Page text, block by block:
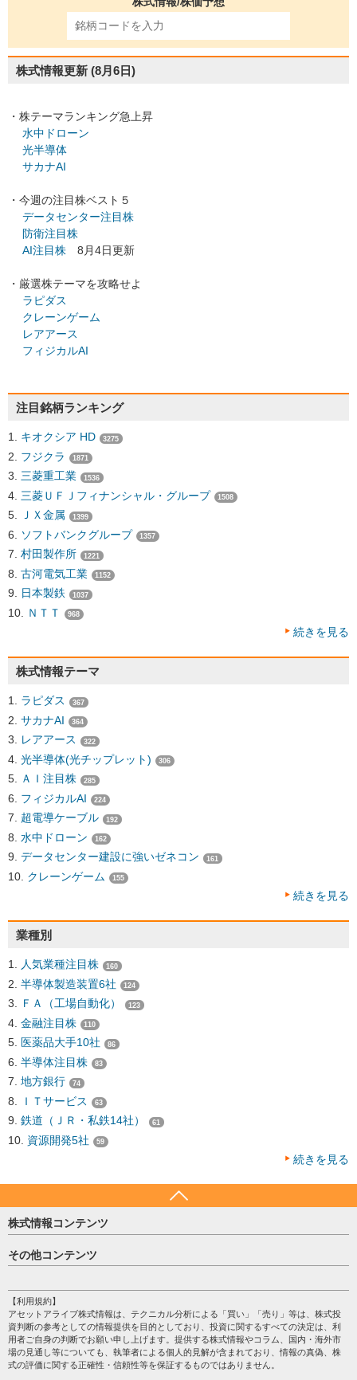
株式情報更新 (8月6日)
・株テーマランキング急上昇
水中ドローン
光半導体
サカナAI
・今週の注目株ベスト５
データセンター注目株
防衛注目株
AI注目株 8月4日更新
・厳選株テーマを攻略せよ
ラピダス
クレーンゲーム
レアアース
フィジカルAI
注目銘柄ランキング
キオクシア HD 3275
フジクラ 1871
三菱重工業 1536
三菱ＵＦＪフィナンシャル・グループ 1508
ＪＸ金属 1399
ソフトバンクグループ 1357
村田製作所 1221
古河電気工業 1152
日本製鉄 1037
ＮＴＴ 968
続きを見る
株式情報テーマ
ラピダス 367
サカナAI 364
レアアース 322
光半導体(光チップレット) 306
ＡＩ注目株 285
フィジカルAI 224
超電導ケーブル 192
水中ドローン 162
データセンター建設に強いゼネコン 161
クレーンゲーム 155
続きを見る
業種別
人気業種注目株 160
半導体製造装置6社 124
ＦＡ（工場自動化） 123
金融注目株 110
医薬品大手10社 86
半導体注目株 83
地方銀行 74
ＩＴサービス 63
鉄道（ＪＲ・私鉄14社） 61
資源開発5社 59
続きを見る
株式情報コンテンツ
日経平均
売買シグナル
注目銘柄
株テーマ情報
海外市況
投資カレンダー
格付け情報
その他コンテンツ
個人情報保護方針
プライバシーポリシー
会社案内
サイトマップ
【利用規約】
アセットアライブ株式情報は、テクニカル分析による「買い」「売り」等は、株式投
資判断の参考としての情報提供を目的としており、投資に関するすべての決定は、利
用者ご自身の判断でお願い申し上げます。提供する株式情報やコラム、国内・海外市
場の見通し等についても、執筆者による個人的見解が含まれており、情報の真偽、株
式の評価に関する正確性・信頼性等を保証するものではありません。